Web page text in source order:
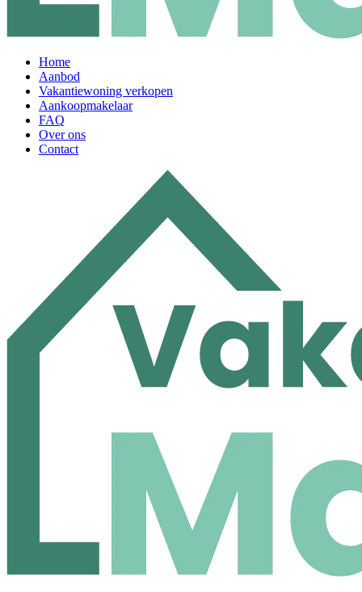
Home
Aanbod
Vakantiewoning verkopen
Aankoopmakelaar
FAQ
Over ons
Contact